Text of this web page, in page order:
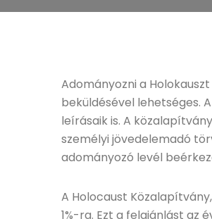
Adományozni a
beküldésével lehetséges.
leírásaik is. A
személyi jövedelemadó
adományozó levél
A Holocaust
1%-ra. Ezt a felajánlást az